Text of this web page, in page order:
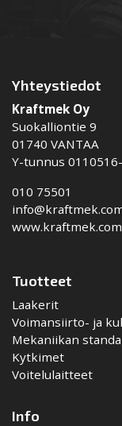
Yhteystiedot
Kraftmek Oy
Suokalliontie 9
01740 VANTAA
Y-tunnus
010 75501
www.kraftmek.com
Tuotteet
Laakerit
Voimansiirto- ja
Mekaniikan
Kytkimet
Voitelulaitteet
Info